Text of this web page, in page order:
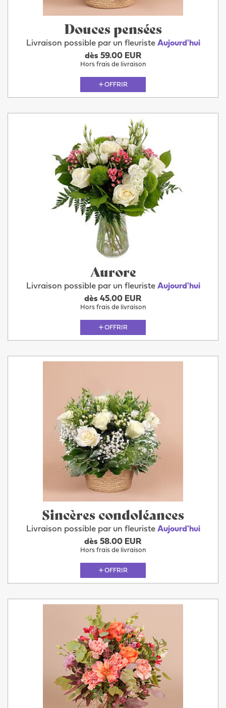
Douces pensées
Livraison possible par un fleuriste Aujourd'hui
dès 59.00 EUR
Hors frais de livraison
OFFRIR
Aurore
Livraison possible par un fleuriste Aujourd'hui
dès 45.00 EUR
Hors frais de livraison
OFFRIR
Sincères condoléances
Livraison possible par un fleuriste Aujourd'hui
dès 58.00 EUR
Hors frais de livraison
OFFRIR